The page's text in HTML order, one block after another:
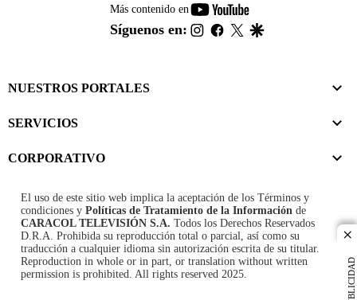
PUBLICIDAD
Más contenido en
youtube-
footer
Síguenos en: instagram
facebook
twitter
NUESTROS PORTALES
SERVICIOS
CORPORATIVO
El uso de este sitio web implica la aceptación de los Términos y
condiciones y Políticas de Tratamiento de la Información de
CARACOL TELEVISIÓN S.A. Todos los Derechos Reservados
D.R.A. Prohibida su reproducción total o parcial, así como su
traducción a cualquier idioma sin autorización escrita de su titular.
Reproduction in whole or in part, or translation without written
permission is prohibited. All rights reserved 2025.